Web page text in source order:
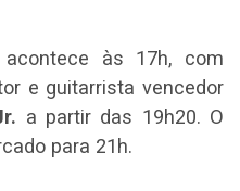
às 17h, com
e guitarrista vencedor
a partir das 19h20. O
para 21h.